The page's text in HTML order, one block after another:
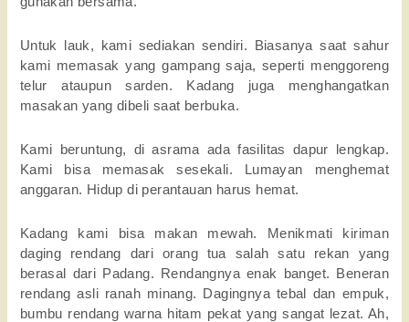
Untuk lauk, kami sediakan sendiri. Biasanya saat sahur
kami memasak yang gampang saja, seperti menggoreng
telur ataupun sarden. Kadang juga menghangatkan
masakan yang dibeli saat berbuka.
Kami beruntung, di asrama ada fasilitas dapur lengkap.
Kami bisa memasak sesekali. Lumayan menghemat
anggaran. Hidup di perantauan harus hemat.
Kadang kami bisa makan mewah. Menikmati kiriman
daging rendang dari orang tua salah satu rekan yang
berasal dari Padang. Rendangnya enak banget. Beneran
rendang asli ranah minang. Dagingnya tebal dan empuk,
bumbu rendang warna hitam pekat yang sangat lezat. Ah,